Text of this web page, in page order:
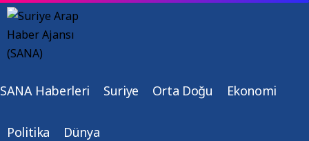
SANA Haberleri Suriye Orta Doğu Ekonomi
Politika Dünya